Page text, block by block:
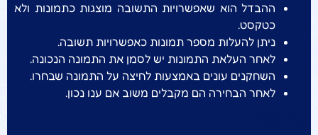
ההבדל הוא שאפשרויות התשובה מוצגות כתמונות ולא
כטקסט.
ניתן להעלות מספר תמונות כאפשרויות תשובה.
לאחר העלאת התמונות יש לסמן את התמונה הנכונה.
השחקנים עונים באמצעות לחיצה על התמונה שבחרו.
לאחר הבחירה הם מקבלים משוב אם ענו נכון.